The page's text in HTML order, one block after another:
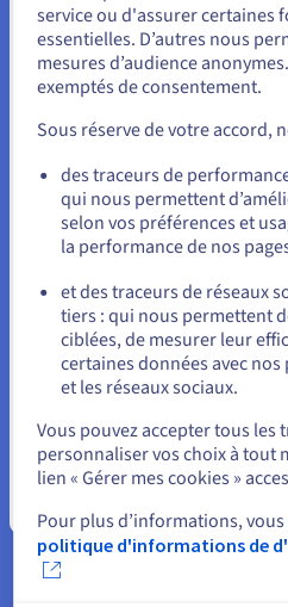
protection DDoS (Distributed
leader sur le marché et incluse
serveur dédié.
Notre plateforme de mitigation
détecte et neutralise
affecter les performances,
de vos services même lors
échelle.
Cas d’usage des
passante élevée
Si vos opérations impliquent le
d'informations ou le service
simultanés, les machines à
indispensables lorsque la
importants.
Hébergement de sites
Vous semblez être
Unis.
Pour commander, rendez-vous sur
Allez sur le site États-Unis
us.ovhcloud.com/
ou
Rester sur le site actuel
Sélectionner un autre site
service ou d'assurer certaines
essentielles. D’autres nous
mesures d’audience
exemptés de consentement.
Sous réserve de votre accord,
des traceurs de
qui nous permettent
selon vos préférences et
la performance de nos
et des traceurs de réseaux
tiers : qui nous permettent
ciblées, de mesurer leur
certaines données avec
et les réseaux sociaux.
Vous pouvez accepter tous les
personnaliser vos choix à tout
lien « Gérer mes cookies »
Pour plus d’informations,
politique d'informations de